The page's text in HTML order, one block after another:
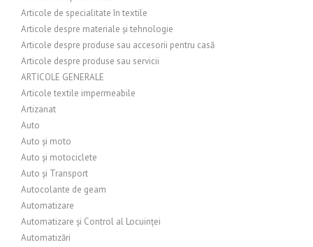
Articole de specialitate în textile
Articole despre materiale și tehnologie
Articole despre produse sau accesorii pentru casă
Articole despre produse sau servicii
ARTICOLE GENERALE
Articole textile impermeabile
Artizanat
Auto
Auto și moto
Auto și motociclete
Auto și Transport
Autocolante de geam
Automatizare
Automatizare și Control al Locuinței
Automatizări